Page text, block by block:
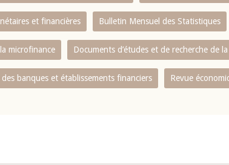
et financières Bulletin Mensuel des Statistiques
microfinance Documents d’études et de recherche de la
banques et établissements financiers Revue